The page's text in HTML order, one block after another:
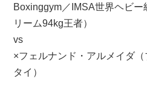
Boxinggym／IMSA世界ヘビー
リーム94kg王者）
vs
×フェルナンド・アルメイダ（
タイ）